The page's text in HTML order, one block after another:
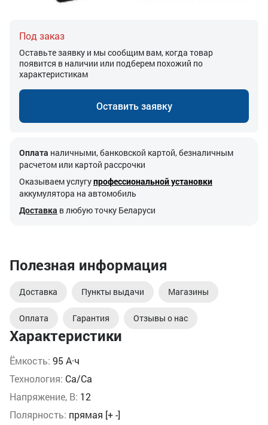
Характеристики
Ёмкость: 95 А·ч
Технология: Ca/Ca
Напряжение, В: 12
Полярность: прямая [+ -]
Под заказ
Оставьте заявку и мы сообщим вам, когда товар
появится в наличии или подберем похожий по
характеристикам
Оставить заявку
Оплата наличными, банковской картой, безналичным
расчетом или картой рассрочки
Оказываем услугупрофессиональной установки
аккумулятора на автомобиль
Доставка в любую точку Беларуси
Полезная информация
Доставка Пункты выдачи Магазины
Оплата Гарантия Отзывы о нас